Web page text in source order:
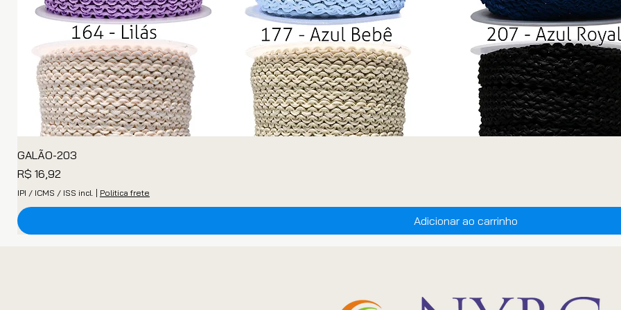
GALÃO-203
Preço
R$ 16,92
IPI / ICMS / ISS incl. | Politica frete
Adicionar ao carrinho